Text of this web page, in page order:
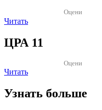
Оцени
Читать
ЦРА 11
Оцени
Читать
Узнать больше